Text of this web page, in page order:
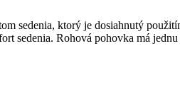
sedenia, ktorý je dosiahnutý
Rohová pohovka má